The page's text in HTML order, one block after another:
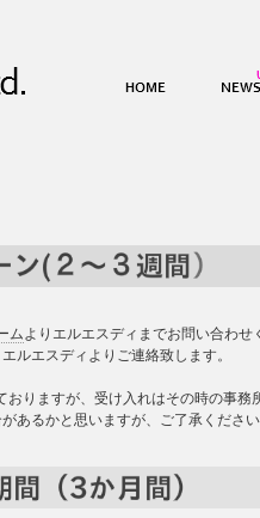
ムよりエルエスディまでお問い合わせ
ルエスディよりご連絡致します。
りますが、受け入れはその時の事務
あるかと思いますが、ご了承くださ